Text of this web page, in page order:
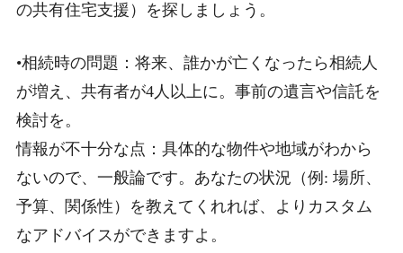
の共有住宅支援）を探しましょう。
•相続時の問題：将来、誰かが亡くなったら相続人
が増え、共有者が4人以上に。事前の遺言や信託を
検討を。
情報が不十分な点：具体的な物件や地域がわから
ないので、一般論です。あなたの状況（例: 場所、
予算、関係性）を教えてくれれば、よりカスタム
なアドバイスができますよ。